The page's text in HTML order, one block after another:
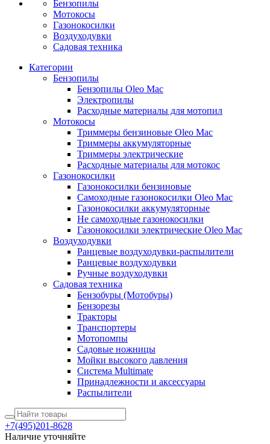
Бензопилы
Мотокосы
Газонокосилки
Воздуходувки
Садовая техника
Категории
Бензопилы
Бензопилы Oleo Mac
Электропилы
Расходные материалы для мотопил
Мотокосы
Триммеры бензиновые Oleo Mac
Триммеры аккумуляторные
Триммеры электрические
Расходные материалы для мотокос
Газонокосилки
Газонокосилки бензиновые
Самоходные газонокосилки Oleo Mac
Газонокосилки аккумуляторные
Не самоходные газонокосилки
Газонокосилки электрические Oleo Mac
Воздуходувки
Ранцевые воздуходувки-распылители
Ранцевые воздуходувки
Ручные воздуходувки
Садовая техника
Бензобуры (Мотобуры)
Бензорезы
Тракторы
Транспортеры
Мотопомпы
Садовые ножницы
Мойки высокого давления
Система Multimate
Принадлежности и аксессуары
Распылители
+7(495)201-8628
Наличие уточняйте